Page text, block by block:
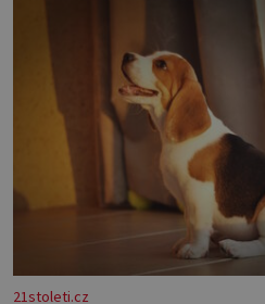
21stoleti.cz